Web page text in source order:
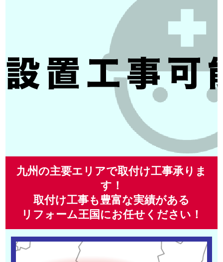
九州の主要エリアで取付け工事承りま
す！
取付け工事も豊富な実績がある
リフォーム王国にお任せください！